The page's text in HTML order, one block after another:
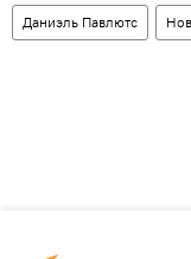
Даниэль Павлютс